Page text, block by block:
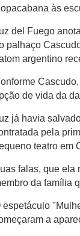
às
del Fuego
palhaço
argentino
de vida da
já havia
pela
teatro em
falas, que ela
da família
espetáculo
a